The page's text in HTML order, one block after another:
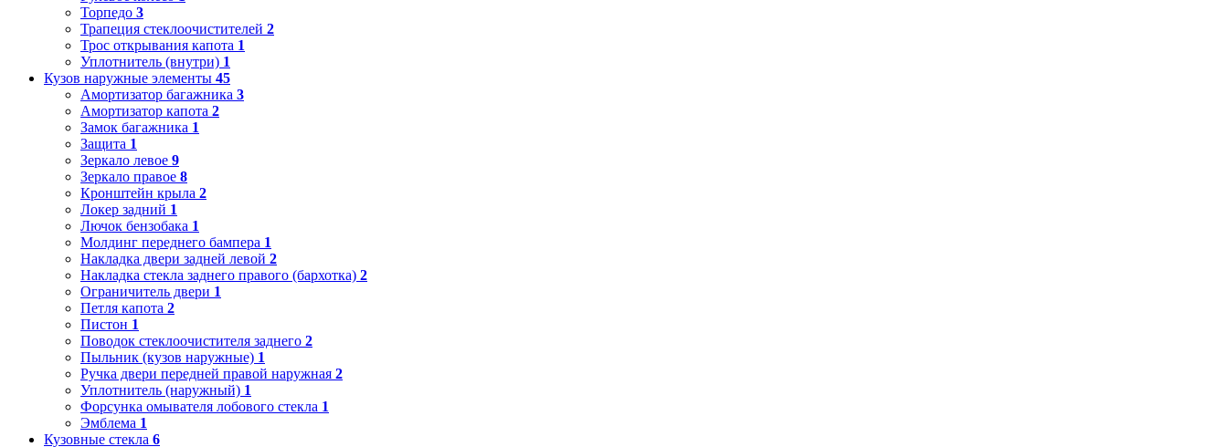
Торпедо 3
Трапеция стеклоочистителей 2
Трос открывания капота 1
Уплотнитель (внутри) 1
Кузов наружные элементы 45
Амортизатор багажника 3
Амортизатор капота 2
Замок багажника 1
Защита 1
Зеркало левое 9
Зеркало правое 8
Кронштейн крыла 2
Локер задний 1
Лючок бензобака 1
Молдинг переднего бампера 1
Накладка двери задней левой 2
Накладка стекла заднего правого (бархотка) 2
Ограничитель двери 1
Петля капота 2
Пистон 1
Поводок стеклоочистителя заднего 2
Пыльник (кузов наружные) 1
Ручка двери передней правой наружная 2
Уплотнитель (наружный) 1
Форсунка омывателя лобового стекла 1
Эмблема 1
Кузовные стекла 6